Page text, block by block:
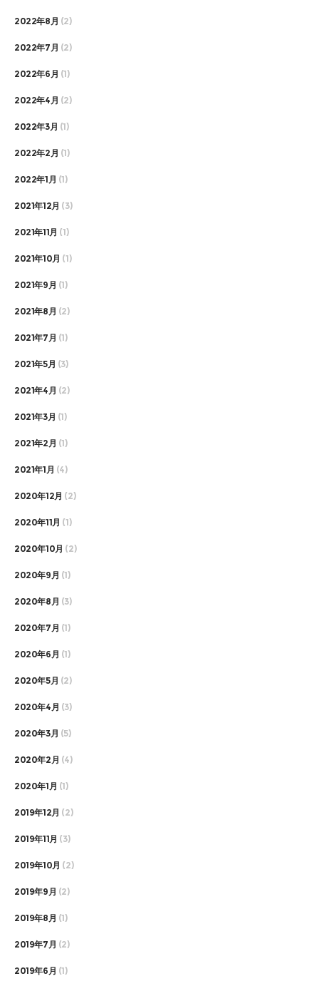
2022年8月 (2)
2022年7月 (2)
2022年6月 (1)
2022年4月 (2)
2022年3月 (1)
2022年2月 (1)
2022年1月 (1)
2021年12月 (3)
2021年11月 (1)
2021年10月 (1)
2021年9月 (1)
2021年8月 (2)
2021年7月 (1)
2021年5月 (3)
2021年4月 (2)
2021年3月 (1)
2021年2月 (1)
2021年1月 (4)
2020年12月 (2)
2020年11月 (1)
2020年10月 (2)
2020年9月 (1)
2020年8月 (3)
2020年7月 (1)
2020年6月 (1)
2020年5月 (2)
2020年4月 (3)
2020年3月 (5)
2020年2月 (4)
2020年1月 (1)
2019年12月 (2)
2019年11月 (3)
2019年10月 (2)
2019年9月 (2)
2019年8月 (1)
2019年7月 (2)
2019年6月 (1)